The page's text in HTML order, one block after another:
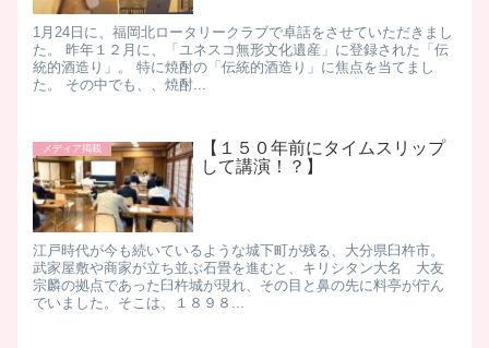
1月24日に、福岡北ロータリークラブで卓話をさせていただきまし
た。 昨年１２月に、「ユネスコ無形文化遺産」に登録された「伝
統的酒造り」。 特に焼酎の「伝統的酒造り」に焦点を当てまし
た。 その中でも、、焼酎...
メディア掲載
【１５０年前にタイムスリップ
して講演！？】
江戸時代が今も続いているような城下町が残る、大分県臼杵市。 ​
武家屋敷や商家が立ち並ぶ石畳を進むと、キリシタン大名 大友
宗麟の拠点であった臼杵城が現れ、その目と鼻の先に料亭が佇ん
でいました。 ​ そこは、１８９８...